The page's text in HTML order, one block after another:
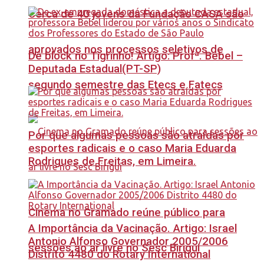
Cerca de 40 jovens da Fundação CASA são
aprovados nos processos seletivos de
segundo semestre das Etecs e Fatecs
Cinema no Gramado reúne público para
sessões ao ar livre no Sesc Birigui
Dê block no Tigrinho! Artigo: Profª. Bebel –
Deputada Estadual(PT-SP)
Por que algumas pessoas são atraídas por
esportes radicais e o caso Maria Eduarda
Rodrigues de Freitas, em Limeira.
A Importância da Vacinação. Artigo: Israel
Antonio Alfonso Governador 2005/2006
Distrito 4480 do Rotary International